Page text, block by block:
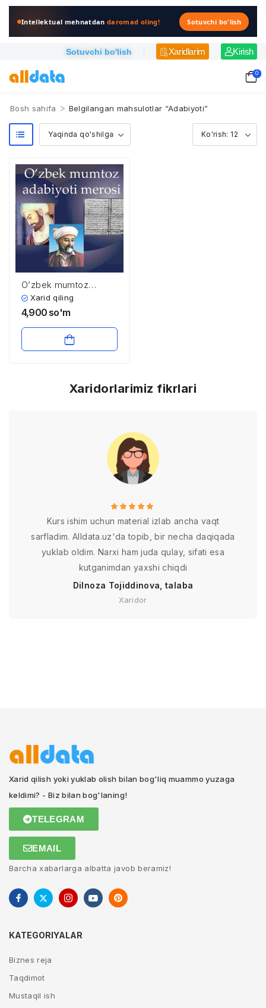
Intellektual mehnatdandaromad oling! Sotuvchi bo'lish
Sotuvchi bo'lish Xaridlarim Kirish
0
Bosh sahifa > Belgilangan mahsulotlar “Adabiyoti”
O’zbеk mumtоz
аdаbiyoti mеrоsi
Xarid qiling
4,900 so'm
Xaridorlarimiz fikrlari
Kurs ishim uchun material izlab ancha vaqt
sarfladim. Alldata.uz'da topib, bir necha daqiqada
yuklab oldim. Narxi ham juda qulay, sifati esa
kutganimdan yaxshi chiqdi
Dilnoza Tojiddinova, talaba
Xaridor
Xarid qilish yoki yuklab olish bilan bog'liq muammo yuzaga
keldimi? - Biz bilan bog'laning!
TELEGRAM
EMAIL
Barcha xabarlarga albatta javob beramiz!
KATEGORIYALAR
Biznes reja
Taqdimot
Mustaqil ish